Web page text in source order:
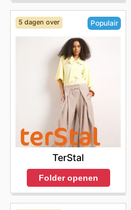
5 dagen over Populair
TerStal
Folder openen